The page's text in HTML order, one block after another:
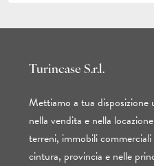
Turincase S.r.l.
Mettiamo a tua disposizione
nella vendita e nella
terreni, immobili
cintura, provincia e nelle